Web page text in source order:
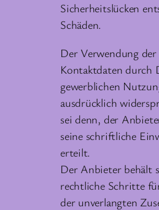
Sicherheitslücken
Schäden.
Der Verwendung der
Kontaktdaten durch
gewerblichen
ausdrücklich
sei denn, der
seine schriftliche
erteilt.
Der Anbieter behält
rechtliche Schritte
der unverlangten